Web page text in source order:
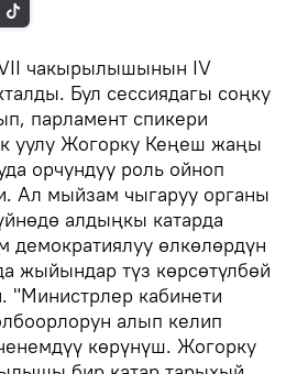
чакырылышынын IV
Бул сессиядагы соңку
парламент спикери
уулу Жогорку Кеңеш жаңы
орчундуу роль ойноп
Ал мыйзам чыгаруу органы
алдыңкы катарда
демократиялуу өлкөлөрдүн
жыйындар түз көрсөтүлбөй
"Министрлер кабинети
алып келип
көрүнүш. Жогорку